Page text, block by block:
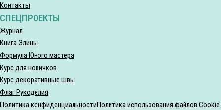
Контакты
СПЕЦПРОЕКТЫ
Журнал
Книга Элины
Формула Юного мастера
Курс для новичков
Курс декоративные швы
Флаг Рукоделия
Политика конфиденциальностиПолитика использования файлов Cookie